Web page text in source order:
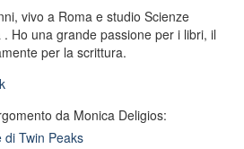
vivo a Roma e studio Scienze
Ho una grande passione per i libri, il
per la scrittura.
da Monica Deligios:
Twin Peaks